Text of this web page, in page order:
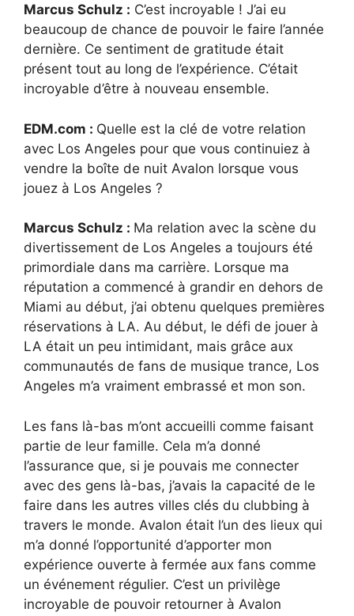
Marcus Schulz : C’est incroyable ! J’ai eu
beaucoup de chance de pouvoir le faire l’année
dernière. Ce sentiment de gratitude était
présent tout au long de l’expérience. C’était
incroyable d’être à nouveau ensemble.
EDM.com : Quelle est la clé de votre relation
avec Los Angeles pour que vous continuiez à
vendre la boîte de nuit Avalon lorsque vous
jouez à Los Angeles ?
Marcus Schulz : Ma relation avec la scène du
divertissement de Los Angeles a toujours été
primordiale dans ma carrière. Lorsque ma
réputation a commencé à grandir en dehors de
Miami au début, j’ai obtenu quelques premières
réservations à LA. Au début, le défi de jouer à
LA était un peu intimidant, mais grâce aux
communautés de fans de musique trance, Los
Angeles m’a vraiment embrassé et mon son.
Les fans là-bas m’ont accueilli comme faisant
partie de leur famille. Cela m’a donné
l’assurance que, si je pouvais me connecter
avec des gens là-bas, j’avais la capacité de le
faire dans les autres villes clés du clubbing à
travers le monde. Avalon était l’un des lieux qui
m’a donné l’opportunité d’apporter mon
expérience ouverte à fermée aux fans comme
un événement régulier. C’est un privilège
incroyable de pouvoir retourner à Avalon